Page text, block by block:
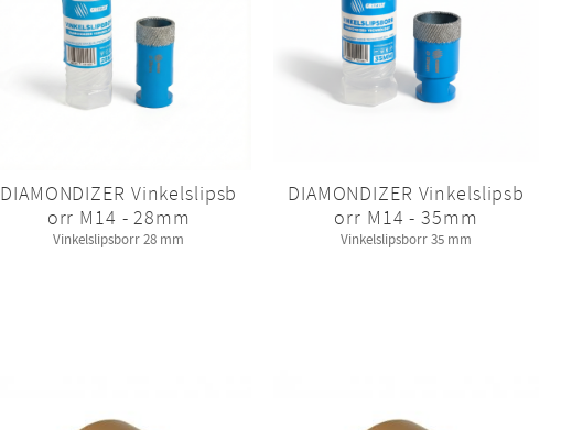
DIAMONDIZER Vinkelslipsb
orr M14 - 28mm
Vinkelslipsborr 28 mm
DIAMONDIZER Vinkelslipsb
orr M14 - 35mm
Vinkelslipsborr 35 mm